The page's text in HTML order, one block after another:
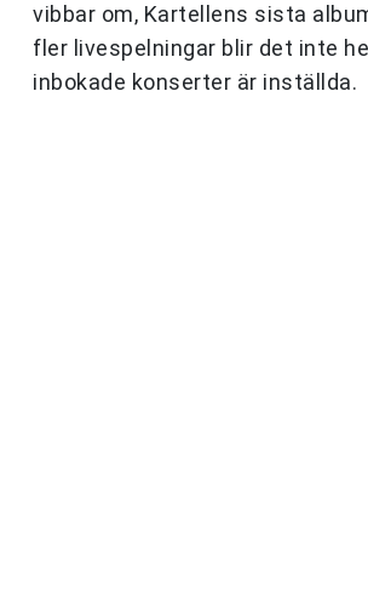
vibbar om, Kartellens sista
fler livespelningar blir det inte
inbokade konserter är inställda.